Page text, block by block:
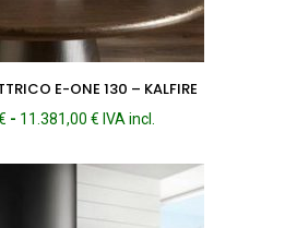
E-ONE 130 – KALFIRE
- 11.381,00 €Fascia
prezzo:
10.574,00 €
IVA incl.